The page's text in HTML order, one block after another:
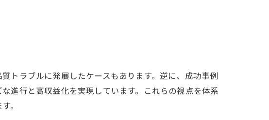
トラブルに発展したケースもあります。逆に、成功事例
進行と高収益化を実現しています。これらの視点を体系
。